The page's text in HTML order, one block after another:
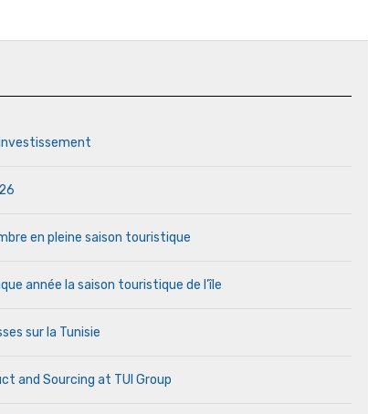
en pleine saison touristique
année la saison touristique de l’île
sur la Tunisie
and Sourcing at TUI Group